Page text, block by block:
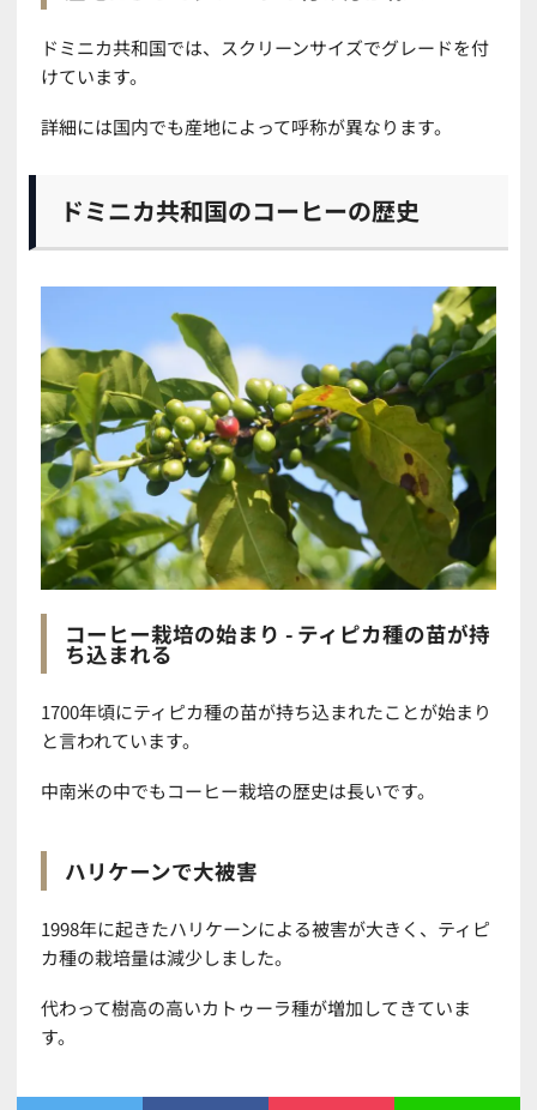
ドミニカ共和国では、スクリーンサイズでグレードを付
けています。
詳細には国内でも産地によって呼称が異なります。
ドミニカ共和国のコーヒーの歴史
コーヒー栽培の始まり - ティピカ種の苗が持
ち込まれる
1700年頃にティピカ種の苗が持ち込まれたことが始まり
と言われています。
中南米の中でもコーヒー栽培の歴史は長いです。
ハリケーンで大被害
1998年に起きたハリケーンによる被害が大きく、ティピ
カ種の栽培量は減少しました。
代わって樹高の高いカトゥーラ種が増加してきていま
す。